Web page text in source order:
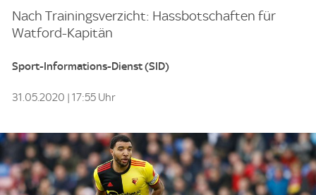
Nach Trainingsverzicht: Hassbotschaften für
Watford-Kapitän
Sport-Informations-Dienst (SID)
31.05.2020 | 17:55 Uhr